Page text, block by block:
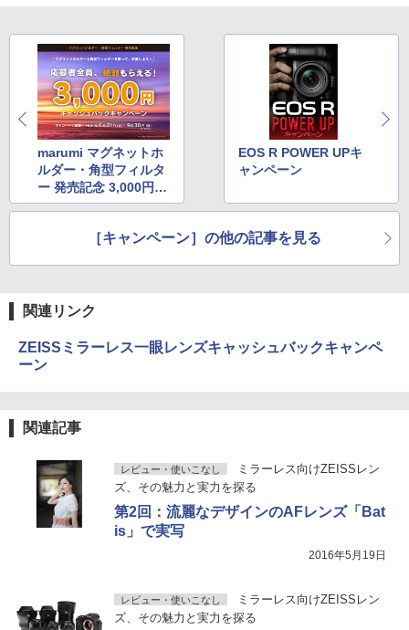
marumi マグネットホ
ルダー・角型フィルタ
ー 発売記念 3,000円キ
ャッシュバックキャン
EOS R POWER UPキ
ャンペーン
［キャンペーン］の他の記事を見る
関連リンク
ZEISSミラーレス一眼レンズキャッシュバックキャンペ
ーン
関連記事
レビュー・使いこなし
ミラーレス向けZEISSレン
ズ、その魅力と実力を探る
第2回：流麗なデザインのAFレンズ「Bat
is」で実写
2016年5月19日
レビュー・使いこなし
ミラーレス向けZEISSレン
ズ、その魅力と実力を探る